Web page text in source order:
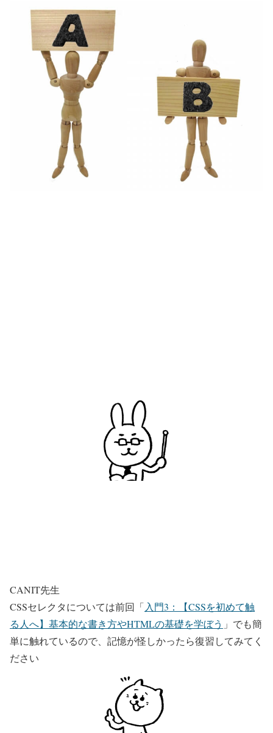
CANIT先生
CSSセレクタについては前回「入門3：【CSSを初めて触
る人へ】基本的な書き方やHTMLの基礎を学ぼう 」でも簡
単に触れているので、記憶が怪しかったら復習してみてく
ださい